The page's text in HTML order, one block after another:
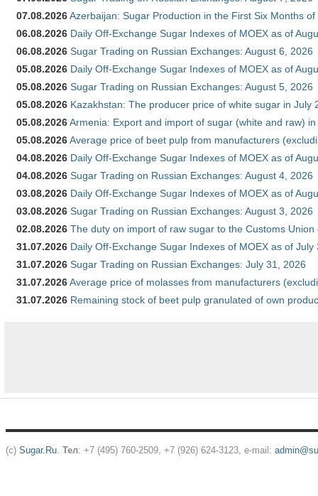
07.08.2026Azerbaijan: Sugar Production in the First Six Months of
06.08.2026 Daily Off-Exchange Sugar Indexes of MOEX as of
06.08.2026 Sugar Trading on Russian Exchanges: August 6, 2026
05.08.2026 Daily Off-Exchange Sugar Indexes of MOEX as of
05.08.2026 Sugar Trading on Russian Exchanges: August 5, 2026
05.08.2026 Kazakhstan: The producer price of white sugar in July
05.08.2026Armenia: Export and import of sugar (white and raw)
05.08.2026Average price of beet pulp from manufacturers
04.08.2026 Daily Off-Exchange Sugar Indexes of MOEX as of
04.08.2026 Sugar Trading on Russian Exchanges: August 4, 2026
03.08.2026 Daily Off-Exchange Sugar Indexes of MOEX as of
03.08.2026 Sugar Trading on Russian Exchanges: August 3, 2026
02.08.2026 The duty on import of raw sugar to the Customs
31.07.2026 Daily Off-Exchange Sugar Indexes of MOEX as of July
31.07.2026 Sugar Trading on Russian Exchanges: July 31, 2026
31.07.2026Average price of molasses from manufacturers
31.07.2026 Remaining stock of beet pulp granulated of own
(c) Sugar.Ru. Тел: +7 (495) 760-2509, +7 (926) 624-3123, e-mail: